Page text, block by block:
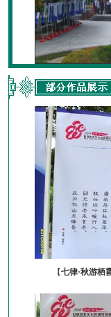
【七律·秋游栖